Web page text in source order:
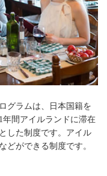
グラムは、日本国籍を
年間アイルランドに滞在
した制度です。アイル
どができる制度です。